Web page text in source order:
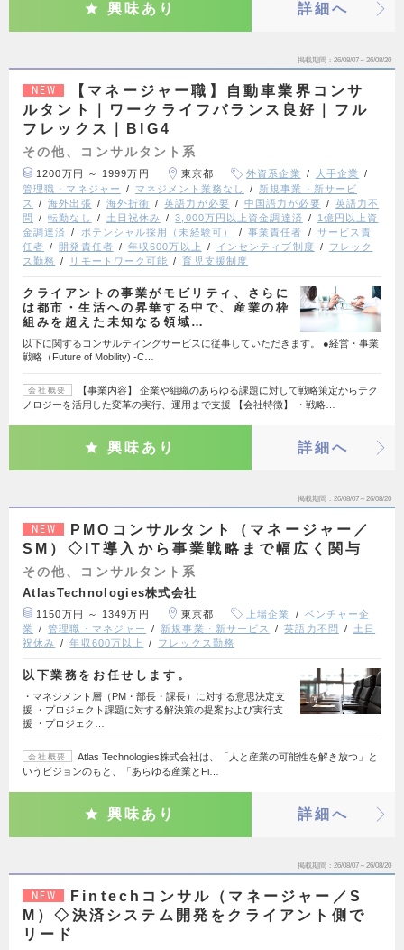
興味あり 詳細へ
掲載期間 26/08/07～26/08/20
NEW
【マネージャー職】自動車業界コンサ
ルタント｜ワークライフバランス良好｜フル
フレックス｜BIG4
その他、コンサルタント系
1200万円 ～ 1999万円 東京都 外資系企業
大手企業
管理職・マネジャー
マネジメント業務なし
新規事業・新サービ
ス
海外出張 海外折衝 英語力が必要 中国語力が必要
英語力不
問
転勤なし 土日祝休み 3,000万円以上資金調達済
1億円以上資
金調達済
ポテンシャル採用（未経験可） 事業責任者
サービス責
任者
開発責任者 年収600万以上 インセンティブ制度
フレック
ス勤務
リモートワーク可能 育児支援制度
クライアントの事業がモビリティ、さらに
は都市・生活への昇華する中で、産業の枠
組みを超えた未知なる領域…
以下に関するコンサルティングサービスに従事していただきます。 ●経営・事業
戦略（Future of Mobility) ‐C…
会社概要
【事業内容】 企業や組織のあらゆる課題に対して戦略策定からテク
ノロジーを活用した変革の実行、運用まで支援 【会社特徴】 ・戦略…
興味あり 詳細へ
掲載期間 26/08/07～26/08/20
NEW
PMOコンサルタント（マネージャー／
SM）◇IT導入から事業戦略まで幅広く関与
その他、コンサルタント系
AtlasTechnologies株式会社
1150万円 ～ 1349万円 東京都 上場企業
ベンチャー企
業
管理職・マネジャー 新規事業・新サービス 英語力不問
土日
祝休み
年収600万以上 フレックス勤務
以下業務をお任せします。
・マネジメント層（PM・部長・課長）に対する意思決定支
援 ・プロジェクト課題に対する解決策の提案および実行支
援 ・プロジェク…
会社概要
Atlas Technologies株式会社は、「人と産業の可能性を解き放つ」と
いうビジョンのもと、「あらゆる産業とFi…
興味あり 詳細へ
掲載期間 26/08/07～26/08/20
NEW
Fintechコンサル（マネージャー／S
M）◇決済システム開発をクライアント側で
リード